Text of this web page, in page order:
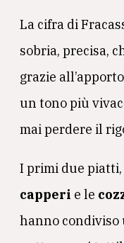
La cifra di
sobria, precisa,
grazie
un tono più
mai perdere il
I primi due piatti,
capperi e le
hanno condiviso